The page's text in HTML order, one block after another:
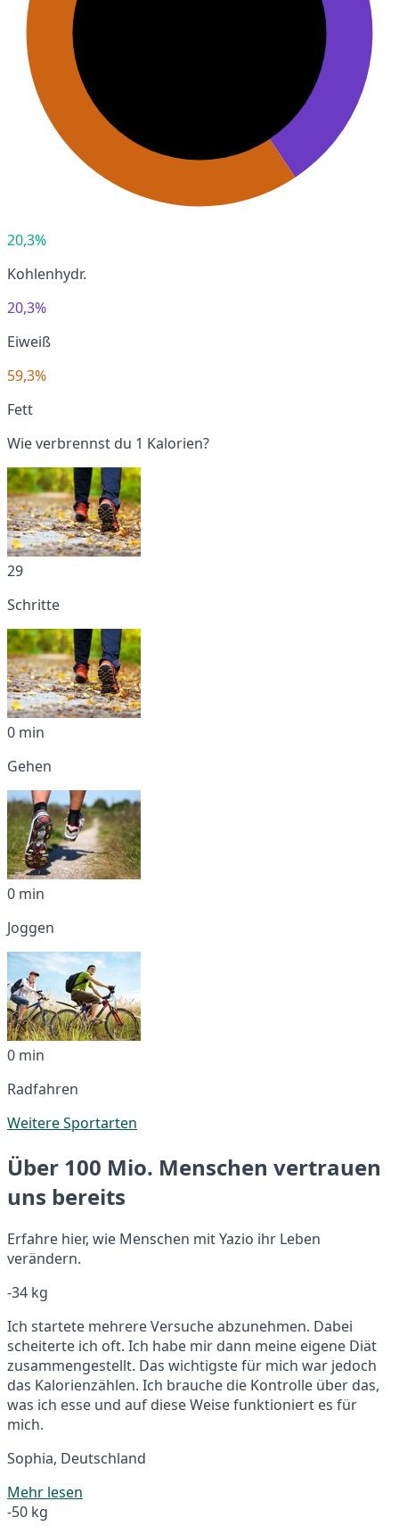
20,3%
Kohlenhydr.
20,3%
Eiweiß
59,3%
Fett
Wie verbrennst du 1 Kalorien?
29
Schritte
0 min
Gehen
0 min
Joggen
0 min
Radfahren
Weitere Sportarten
Über 100 Mio. Menschen vertrauen
uns bereits
Erfahre hier, wie Menschen mit Yazio ihr Leben
verändern.
-34 kg
Ich startete mehrere Versuche abzunehmen. Dabei
scheiterte ich oft. Ich habe mir dann meine eigene Diät
zusammengestellt. Das wichtigste für mich war jedoch
das Kalorienzählen. Ich brauche die Kontrolle über das,
was ich esse und auf diese Weise funktioniert es für
mich.
Sophia, Deutschland
Mehr lesen
-50 kg